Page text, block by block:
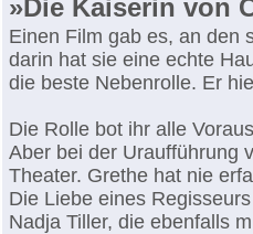
»Die Kaiserin von
Einen Film gab es, an den
darin hat sie eine echte
die beste Nebenrolle. Er
Die Rolle bot ihr alle
Aber bei der Uraufführung
Theater. Grethe hat nie
Die Liebe eines
Nadja Tiller, die ebenfalls